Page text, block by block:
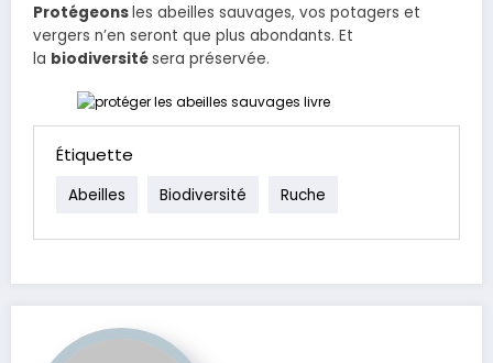
Protégeonsles abeilles sauvages, vos potagers et
vergers n’en seront que plus abondants. Et
la biodiversitésera préservée.
Étiquette
Abeilles Biodiversité Ruche